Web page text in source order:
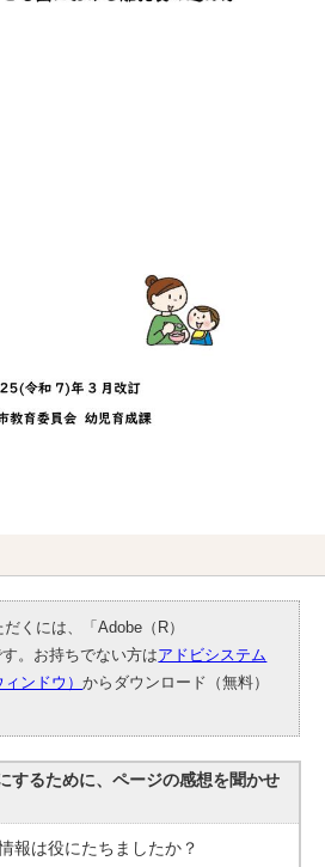
くには、「Adobe（R）
。お持ちでない方はアドビシステム
ィンドウ）からダウンロード（無料）
するために、ページの感想を聞かせ
報は役にたちましたか？